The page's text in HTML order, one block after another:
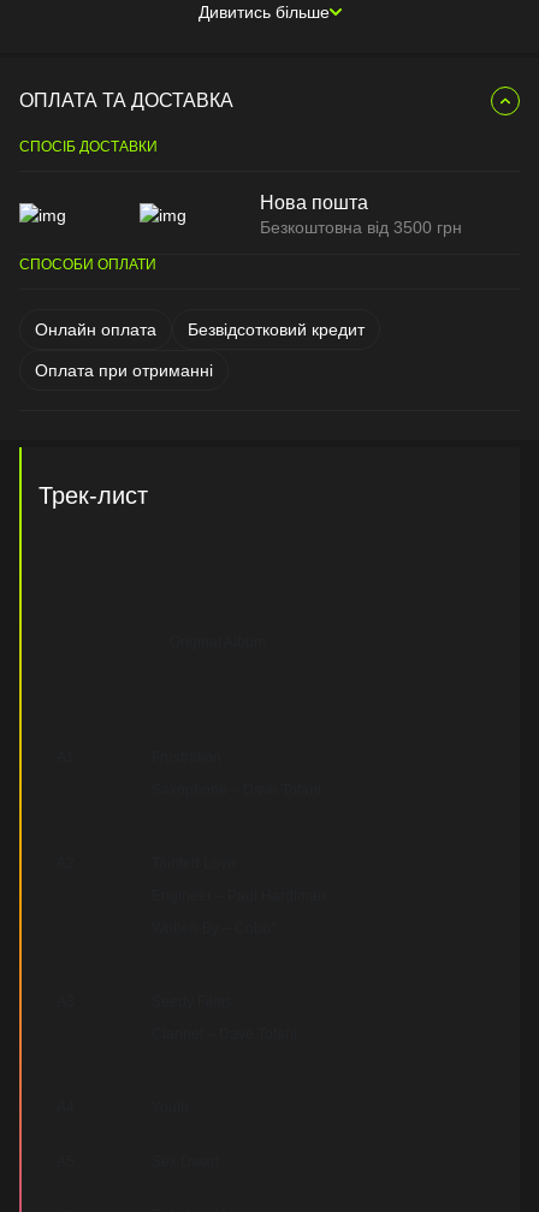
Дивитись більше
ОПЛАТА ТА ДОСТАВКА
СПОСІБ ДОСТАВКИ
Нова пошта
Безкоштовна від 3500 грн
СПОСОБИ ОПЛАТИ
Онлайн оплата Безвідсотковий кредит
Оплата при отриманні
Трек-лист